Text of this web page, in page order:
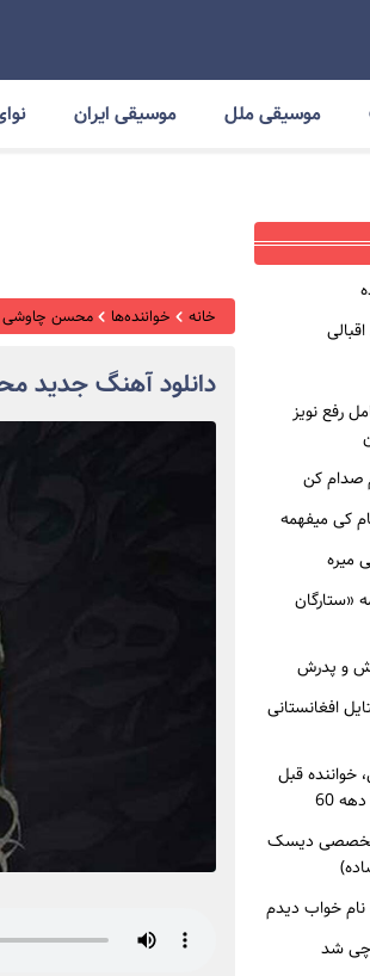
موسیقی ملل موسیقی ایران
خانه خواننده‌ها محسن چاوشی
دانلود آهنگ جدید
رفع نویز
صدام کن
کی میفهمه
میره
«ستارگان
و پدرش
افغانستانی
قبل
60
تخصصی دیسک
نام خواب دیدم
چی شد